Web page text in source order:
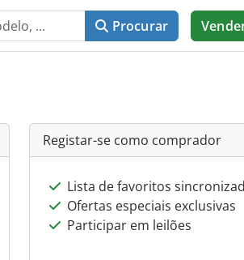
Procurar
Registar-se como comprador
Lista de favoritos
Ofertas especiais exclusivas
Participar em leilões